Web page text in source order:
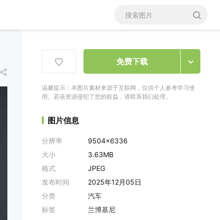
免费下载
温馨提示：本图片素材来源于互联网，仅供个人参考学习使
用。若该资源侵犯了您的权益，请联系我们处理。
图片信息
分辨率
9504x6336
大小
3.63MB
格式
JPEG
发布时间
2025年12月05日
分类
汽车
标签
兰博基尼